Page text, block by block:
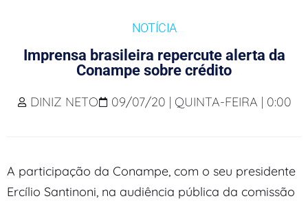
NOTÍCIA
Imprensa brasileira repercute alerta da
Conampe sobre crédito
DINIZ NETO 09/07/20 | QUINTA-FEIRA | 0:00
A participação da Conampe, com o seu presidente
Ercílio Santinoni, na audiência pública da comissão